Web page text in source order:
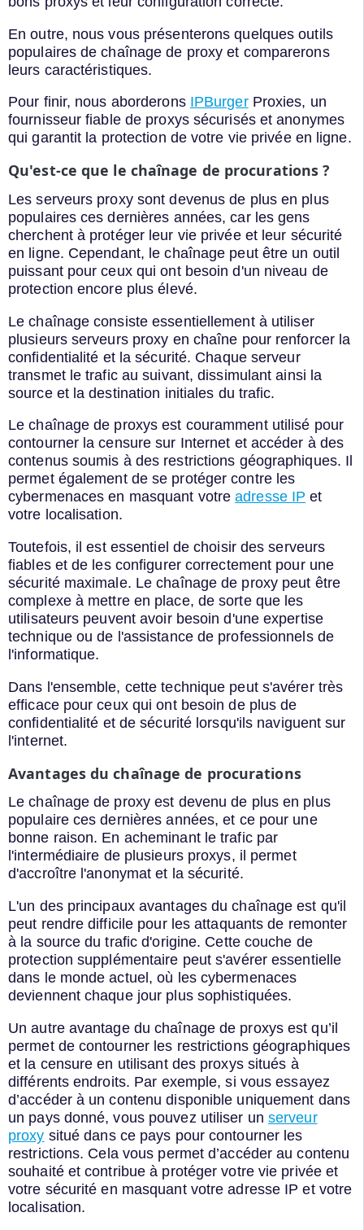
En outre, nous vous présenterons quelques outils
populaires de chaînage de proxy et comparerons
leurs caractéristiques.
Pour finir, nous aborderons IPBurgerProxies, un
fournisseur fiable de proxys sécurisés et anonymes
qui garantit la protection de votre vie privée en ligne.
Qu'est-ce que le chaînage de procurations ?
Les serveurs proxy sont devenus de plus en plus
populaires ces dernières années, car les gens
cherchent à protéger leur vie privée et leur sécurité
en ligne. Cependant, le chaînage peut être un outil
puissant pour ceux qui ont besoin d'un niveau de
protection encore plus élevé.
Le chaînage consiste essentiellement à utiliser
plusieurs serveurs proxy en chaîne pour renforcer la
confidentialité et la sécurité. Chaque serveur
transmet le trafic au suivant, dissimulant ainsi la
source et la destination initiales du trafic.
Le chaînage de proxys est couramment utilisé pour
contourner la censure sur Internet et accéder à des
contenus soumis à des restrictions géographiques. Il
permet également de se protéger contre les
cybermenaces en masquant votreadresse IP et
votre localisation.
Toutefois, il est essentiel de choisir des serveurs
fiables et de les configurer correctement pour une
sécurité maximale. Le chaînage de proxy peut être
complexe à mettre en place, de sorte que les
utilisateurs peuvent avoir besoin d'une expertise
technique ou de l'assistance de professionnels de
l'informatique.
Dans l'ensemble, cette technique peut s'avérer très
efficace pour ceux qui ont besoin de plus de
confidentialité et de sécurité lorsqu'ils naviguent sur
l'internet.
Avantages du chaînage de procurations
Le chaînage de proxy est devenu de plus en plus
populaire ces dernières années, et ce pour une
bonne raison. En acheminant le trafic par
l'intermédiaire de plusieurs proxys, il permet
d'accroître l'anonymat et la sécurité.
L'un des principaux avantages du chaînage est qu'il
peut rendre difficile pour les attaquants de remonter
à la source du trafic d'origine. Cette couche de
protection supplémentaire peut s'avérer essentielle
dans le monde actuel, où les cybermenaces
deviennent chaque jour plus sophistiquées.
Un autre avantage du chaînage de proxys est qu’il
permet de contourner les restrictions géographiques
et la censure en utilisant des proxys situés à
différents endroits. Par exemple, si vous essayez
d’accéder à un contenu disponible uniquement dans
un pays donné, vous pouvez utiliser un serveur
proxy situé dans ce pays pour contourner les
restrictions. Cela vous permet d’accéder au contenu
souhaité et contribue à protéger votre vie privée et
votre sécurité en masquant votre adresse IP et votre
localisation.